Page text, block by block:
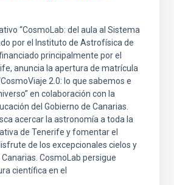
“CosmoLab: del aula al Sistema
por el Instituto de Astrofísica de
principalmente por el
anuncia la apertura de matrícula
2.0: lo que sabemos e
en colaboración con la
del Gobierno de Canarias.
acercar la astronomía a toda la
de Tenerife y fomentar el
de los excepcionales cielos y
CosmoLab persigue
científica en el